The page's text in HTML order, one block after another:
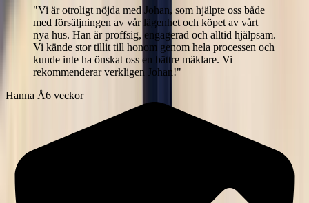
"Vi är otroligt nöjda med Johan, som hjälpte oss både
med försäljningen av vår lägenhet och köpet av vårt
nya hus. Han är proffsig, engagerad och alltid hjälpsam.
Vi kände stor tillit till honom genom hela processen och
kunde inte ha önskat oss en bättre mäklare. Vi
rekommenderar verkligen Johan!"
Hanna Å6 veckor